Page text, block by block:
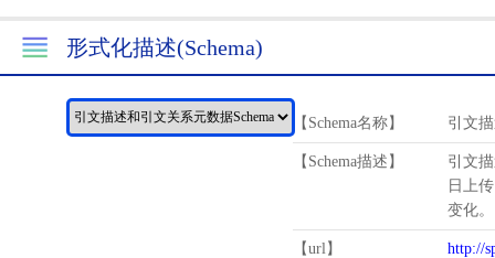
形式化描述(Schema)
【Schema名称】 引文
【Schema描述】
引文
日上
变化。
【url】 http://